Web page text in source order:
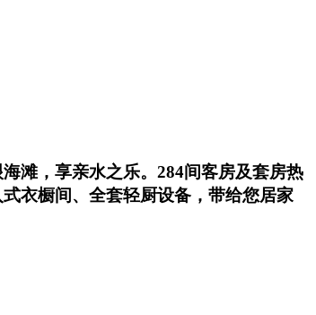
滩，享亲水之乐。284间客房及套房热
衣橱间、全套轻厨设备，带给您居家